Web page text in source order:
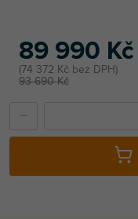
93 690 Kč
89 990 Kč
74 372 Kč bez DPH